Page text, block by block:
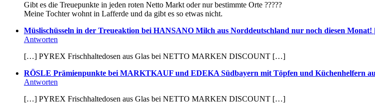
Gibt es die Treuepunkte in jeden roten Netto Markt oder nur bestimmte Orte ?????
Meine Tochter wohnt in Lafferde und da gibt es so etwas nicht.
Müslischüsseln in der Treueaktion bei HANSANO Milch aus Norddeutschland nur noch diesen Monat!
Antworten
[…] PYREX Frischhaltedosen aus Glas bei NETTO MARKEN DISCOUNT […]
RÖSLE Prämienpunkte bei MARKTKAUF und EDEKA Südbayern mit Töpfen und Küchenhelfern
Antworten
[…] PYREX Frischhaltedosen aus Glas bei NETTO MARKEN DISCOUNT […]